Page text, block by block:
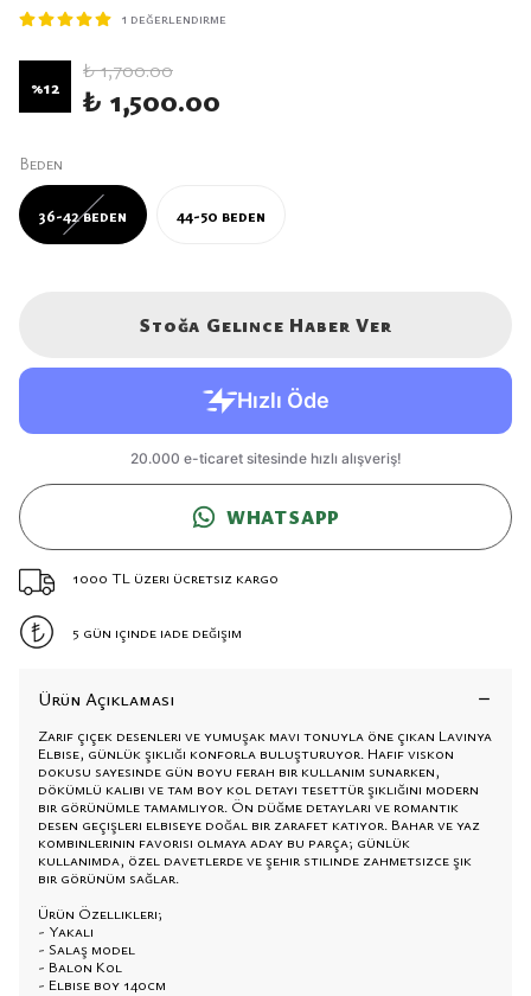
1 değerlendirme
%12
₺ 1,700.00
₺ 1,500.00
Beden
36-42 beden 44-50 beden
Stoğa Gelince Haber Ver
WHATSAPP
1000 TL üzeri ücretsiz kargo
5 gün içinde iade değişim
Ürün Açıklaması
Zarif çiçek desenleri ve yumuşak mavi tonuyla öne çıkan Lavinya
Elbise, günlük şıklığı konforla buluşturuyor. Hafif viskon
dokusu sayesinde gün boyu ferah bir kullanım sunarken,
dökümlü kalıbı ve tam boy kol detayı tesettür şıklığını modern
bir görünümle tamamlıyor. Ön düğme detayları ve romantik
desen geçişleri elbiseye doğal bir zarafet katıyor. Bahar ve yaz
kombinlerinin favorisi olmaya aday bu parça; günlük
kullanımda, özel davetlerde ve şehir stilinde zahmetsizce şık
bir görünüm sağlar.
Ürün Özellikleri;
- Yakalı
- Salaş model
- Balon Kol
- Elbise boy 140cm